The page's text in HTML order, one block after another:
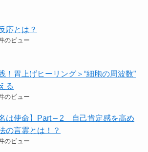
応とは？
のビュー
！胃上げヒーリング＞​“細胞の周波数”
る
のビュー
名は使命】Part – 2 自己肯定感を高め
の言霊とは！？
のビュー